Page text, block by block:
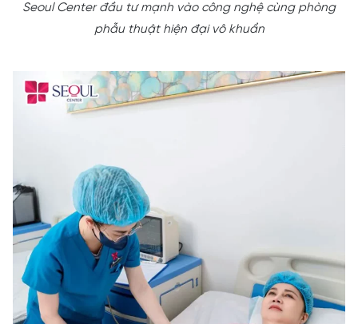
Seoul Center đầu tư mạnh vào công nghệ cùng phòng
phẫu thuật hiện đại vô khuẩn